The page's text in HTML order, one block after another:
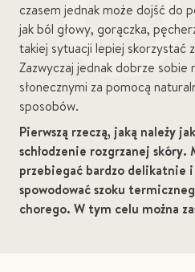
czasem jednak może dojść do
jak ból głowy, gorączka,
takiej sytuacji lepiej skorzystać
Zazwyczaj jednak dobrze sobie
słonecznymi za pomocą
sposobów.
Pierwszą rzeczą, jaką należy
schłodzenie rozgrzanej skóry.
przebiegać bardzo delikatnie
spowodować szoku
chorego. W tym celu można